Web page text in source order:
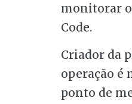
monitorar
Code.
Criador da
operação é
ponto de